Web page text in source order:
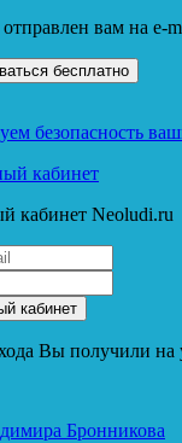
вам на e-
безопасность
кабинет
кабинет Neoludi.ru
Вы получили на
Бронникова